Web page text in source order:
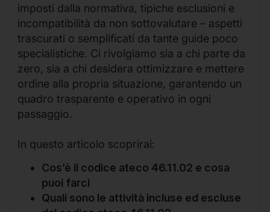
imposti dalla normativa, tipiche esclusioni e
incompatibilità da non sottovalutare – aspetti
trascurati o semplificati da tante guide poco
specialistiche. Ci rivolgiamo sia a chi parte da
zero, sia a chi desidera ottimizzare e mettere
ordine alla propria situazione, garantendo un
quadro trasparente e operativo in ogni
passaggio.
In questo articolo scoprirai:
Cos’è il codice ateco 46.11.02 e cosa
puoi farci
Quali sono le attività incluse ed escluse